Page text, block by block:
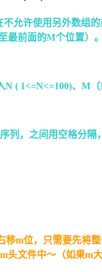
不允许使用另外数
前面的M个位置）
( 1<=N<=100)、M
列，之间用空格分隔
m位，只需要先将
头文件中～（如果m